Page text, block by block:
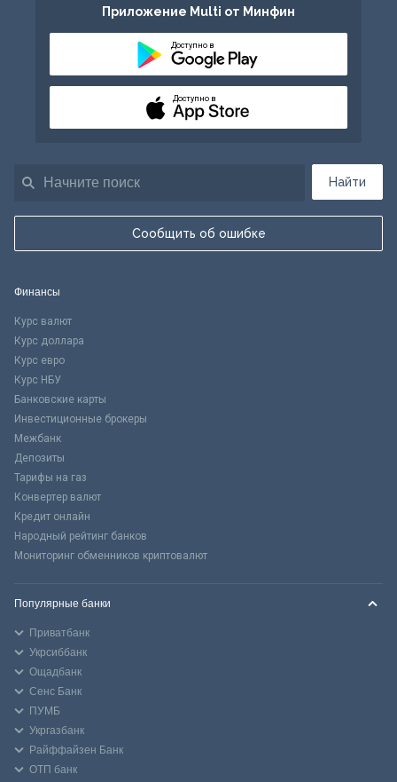
Найти
Сообщить об ошибке
Приложение Multi от Минфин
Доступно в
Доступно в
Финансы
Курс валют
Курс доллара
Курс евро
Курс НБУ
Банковские карты
Инвестиционные брокеры
Межбанк
Депозиты
Тарифы на газ
Конвертер валют
Кредит онлайн
Народный рейтинг банков
Мониторинг обменников криптовалют
Популярные банки
Приватбанк
Укрсиббанк
Ощадбанк
Сенс Банк
ПУМБ
Укргазбанк
Райффайзен Банк
ОТП банк